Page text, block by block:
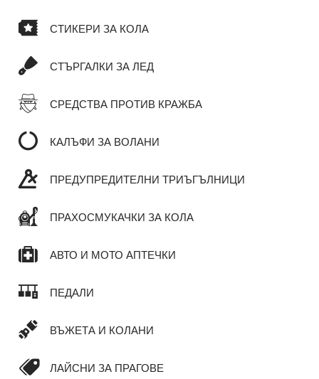
СТИКЕРИ ЗА КОЛА
СТЪРГАЛКИ ЗА ЛЕД
СРЕДСТВА ПРОТИВ КРАЖБА
КАЛЪФИ ЗА ВОЛАНИ
ПРЕДУПРЕДИТЕЛНИ ТРИЪГЪЛНИЦИ
ПРАХОСМУКАЧКИ ЗА КОЛА
АВТО И МОТО АПТЕЧКИ
ПЕДАЛИ
ВЪЖЕТА И КОЛАНИ
ЛАЙСНИ ЗА ПРАГОВЕ